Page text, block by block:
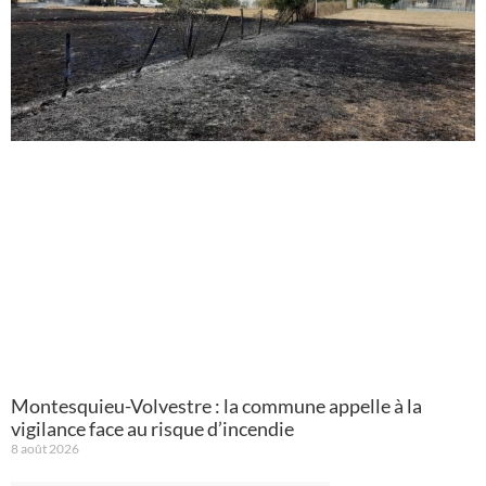
Montesquieu-Volvestre : la commune appelle à la
vigilance face au risque d’incendie
8 août 2026